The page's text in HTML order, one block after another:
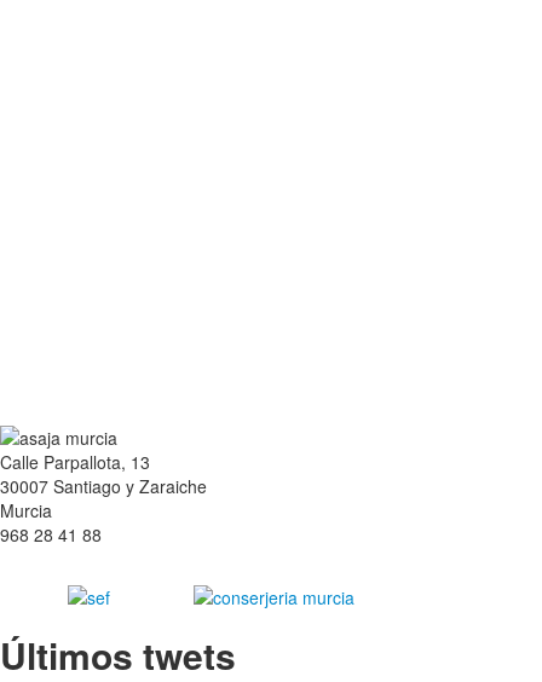
Calle Parpallota, 13
30007 Santiago y Zaraiche
Murcia
968 28 41 88
Últimos twets